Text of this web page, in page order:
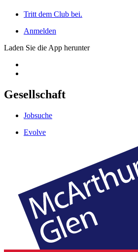
Tritt dem Club bei.
Anmelden
Laden Sie die App herunter
Gesellschaft
Jobsuche
Evolve